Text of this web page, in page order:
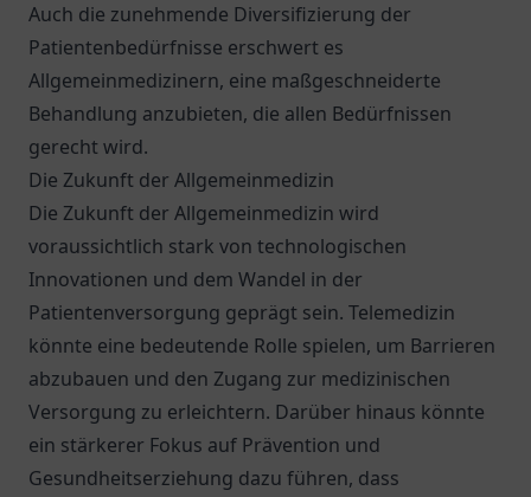
Auch die zunehmende Diversifizierung der
Patientenbedürfnisse erschwert es
Allgemeinmedizinern, eine maßgeschneiderte
Behandlung anzubieten, die allen Bedürfnissen
gerecht wird.
Die Zukunft der Allgemeinmedizin
Die Zukunft der Allgemeinmedizin wird
voraussichtlich stark von technologischen
Innovationen und dem Wandel in der
Patientenversorgung geprägt sein. Telemedizin
könnte eine bedeutende Rolle spielen, um Barrieren
abzubauen und den Zugang zur medizinischen
Versorgung zu erleichtern. Darüber hinaus könnte
ein stärkerer Fokus auf Prävention und
Gesundheitserziehung dazu führen, dass